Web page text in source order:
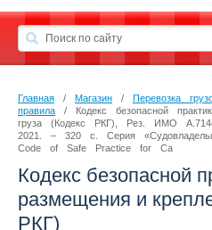
Главная / Магазин / Перевозка
правила / Кодекс безопасной
груза (Кодекс РКГ), Рез. ИМО
2021. – 320 с. Серия
Code of Safe Practice for Ca
Кодекс безопасной
размещения и
РКГ)